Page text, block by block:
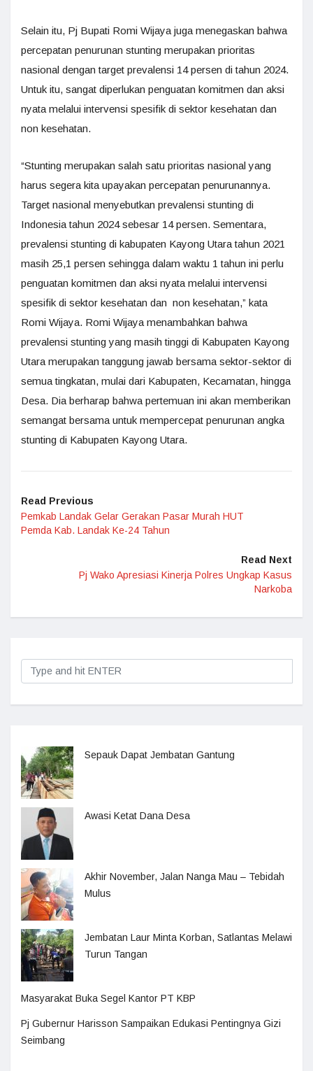
Selain itu, Pj Bupati Romi Wijaya juga menegaskan bahwa
percepatan penurunan stunting merupakan prioritas
nasional dengan target prevalensi 14 persen di tahun 2024.
Untuk itu, sangat diperlukan penguatan komitmen dan aksi
nyata melalui intervensi spesifik di sektor kesehatan dan
non kesehatan.
“Stunting merupakan salah satu prioritas nasional yang
harus segera kita upayakan percepatan penurunannya.
Target nasional menyebutkan prevalensi stunting di
Indonesia tahun 2024 sebesar 14 persen. Sementara,
prevalensi stunting di kabupaten Kayong Utara tahun 2021
masih 25,1 persen sehingga dalam waktu 1 tahun ini perlu
penguatan komitmen dan aksi nyata melalui intervensi
spesifik di sektor kesehatan dan non kesehatan,” kata
Romi Wijaya. Romi Wijaya menambahkan bahwa
prevalensi stunting yang masih tinggi di Kabupaten Kayong
Utara merupakan tanggung jawab bersama sektor-sektor di
semua tingkatan, mulai dari Kabupaten, Kecamatan, hingga
Desa. Dia berharap bahwa pertemuan ini akan memberikan
semangat bersama untuk mempercepat penurunan angka
stunting di Kabupaten Kayong Utara.
Read Previous
Pemkab Landak Gelar Gerakan Pasar Murah HUT
Pemda Kab. Landak Ke-24 Tahun
Read Next
Pj Wako Apresiasi Kinerja Polres Ungkap Kasus
Narkoba
Sepauk Dapat Jembatan Gantung
Awasi Ketat Dana Desa
Akhir November, Jalan Nanga Mau – Tebidah
Mulus
Jembatan Laur Minta Korban, Satlantas Melawi
Turun Tangan
Masyarakat Buka Segel Kantor PT KBP
Pj Gubernur Harisson Sampaikan Edukasi Pentingnya Gizi
Seimbang